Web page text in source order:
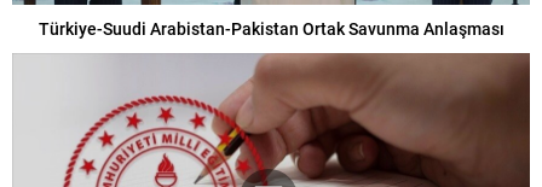
Türkiye-Suudi Arabistan-Pakistan Ortak Savunma Anlaşması